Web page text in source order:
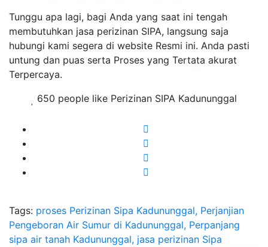
Tunggu apa lagi, bagi Anda yang saat ini tengah
membutuhkan jasa perizinan SIPA, langsung saja
hubungi kami segera di website Resmi ini. Anda pasti
untung dan puas serta Proses yang Tertata akurat
Terpercaya.
650 people like Perizinan SIPA Kadununggal
Tags: proses Perizinan Sipa Kadununggal, Perjanjian
Pengeboran Air Sumur di Kadununggal, Perpanjang
sipa air tanah Kadununggal, jasa perizinan Sipa